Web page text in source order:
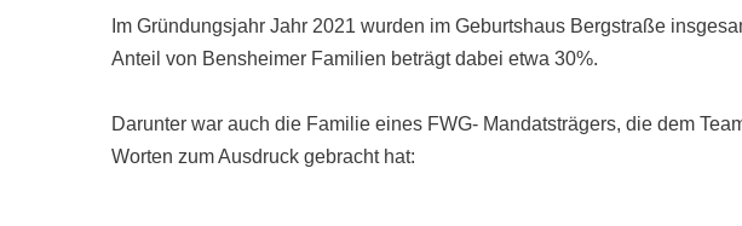
Im Gründungsjahr Jahr 2021 wurden im Geburtshaus Bergstraße
Anteil von Bensheimer Familien beträgt dabei etwa 30%.
Darunter war auch die Familie eines FWG- Mandatsträgers, die dem
Worten zum Ausdruck gebracht hat: